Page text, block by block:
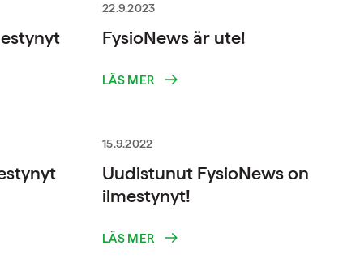
22.9.2023
FysioNews är ute!
LÄS MER
15.9.2022
Uudistunut FysioNews on
ilmestynyt!
LÄS MER